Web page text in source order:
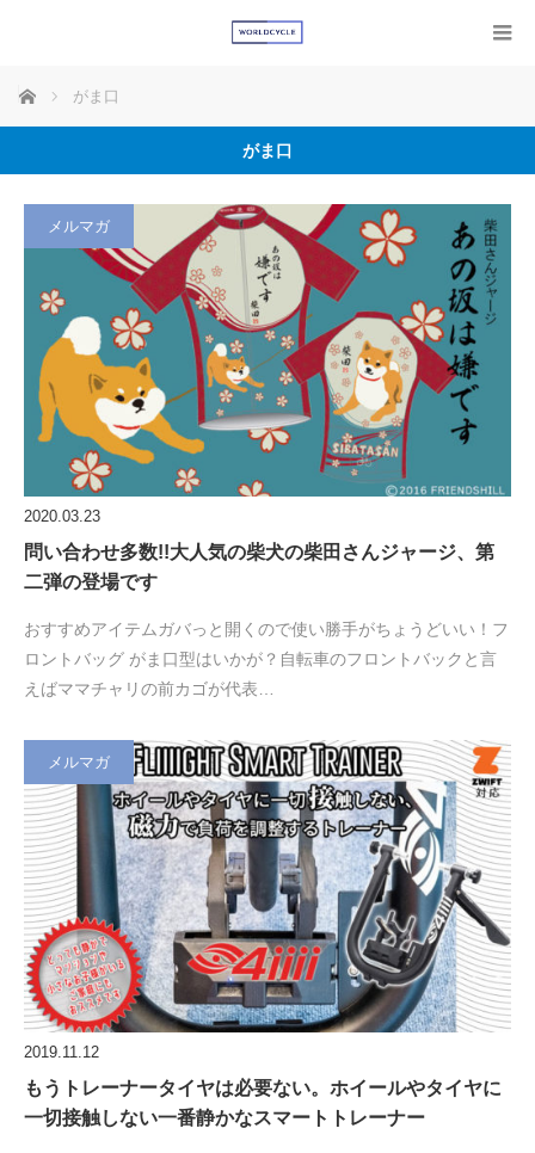
ホーム がま口
がま口
メルマガ
2020.03.23
問い合わせ多数!!大人気の柴犬の柴田さんジャージ、第
二弾の登場です
おすすめアイテムガバっと開くので使い勝手がちょうどいい！フ
ロントバッグ がま口型はいかが？自転車のフロントバックと言
えばママチャリの前カゴが代表…
メルマガ
2019.11.12
もうトレーナータイヤは必要ない。ホイールやタイヤに
一切接触しない一番静かなスマートトレーナー